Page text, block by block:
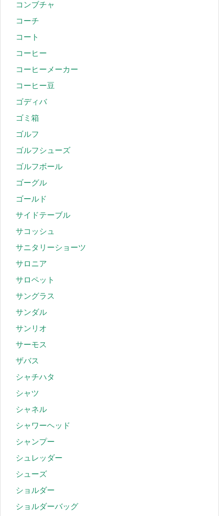
コンブチャ
コーチ
コート
コーヒー
コーヒーメーカー
コーヒー豆
ゴディバ
ゴミ箱
ゴルフ
ゴルフシューズ
ゴルフボール
ゴーグル
ゴールド
サイドテーブル
サコッシュ
サニタリーショーツ
サロニア
サロペット
サングラス
サンダル
サンリオ
サーモス
ザバス
シャチハタ
シャツ
シャネル
シャワーヘッド
シャンプー
シュレッダー
シューズ
ショルダー
ショルダーバッグ